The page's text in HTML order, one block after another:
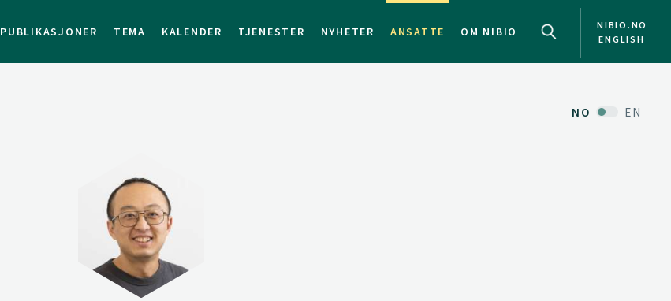
PUBLIKASJONER TEMA KALENDER TJENESTER NYHETER ANSATTE OM NIBIO
NIBIO.NO
ENGLISH
NO EN